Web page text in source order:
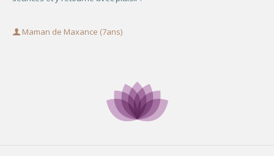
Maman de Maxance (7ans)